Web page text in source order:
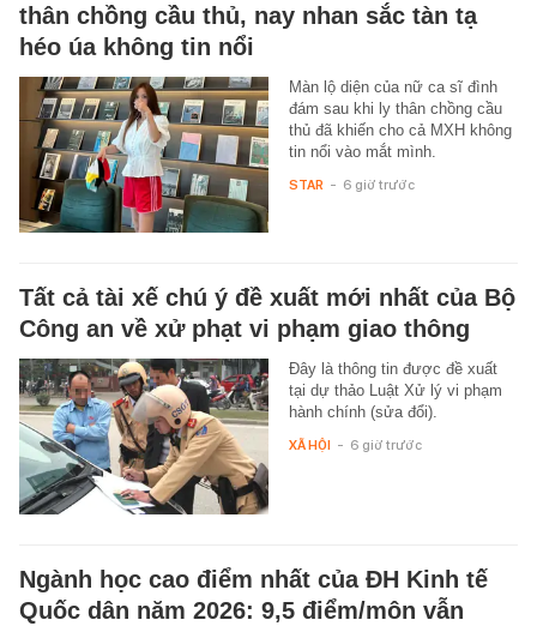
thân chồng cầu thủ, nay nhan sắc tàn tạ
héo úa không tin nổi
Màn lộ diện của nữ ca sĩ đình
đám sau khi ly thân chồng cầu
thủ đã khiến cho cả MXH không
tin nổi vào mắt mình.
STAR - 6 giờ trước
Tất cả tài xế chú ý đề xuất mới nhất của Bộ
Công an về xử phạt vi phạm giao thông
Đây là thông tin được đề xuất
tại dự thảo Luật Xử lý vi phạm
hành chính (sửa đổi).
XÃ HỘI - 6 giờ trước
Ngành học cao điểm nhất của ĐH Kinh tế
Quốc dân năm 2026: 9,5 điểm/môn vẫn